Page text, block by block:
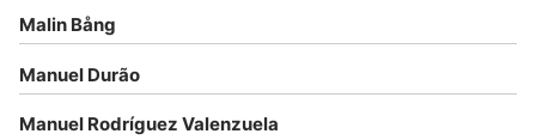
Malin Bång
Manuel Durão
Manuel Rodríguez Valenzuela